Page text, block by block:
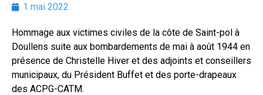
1 mai 2022
Hommage aux victimes civiles de la côte de Saint-pol à
Doullens suite aux bombardements de mai à août 1944 en
présence de Christelle Hiver et des adjoints et conseillers
municipaux, du Président Buffet et des porte-drapeaux
des ACPG-CATM.